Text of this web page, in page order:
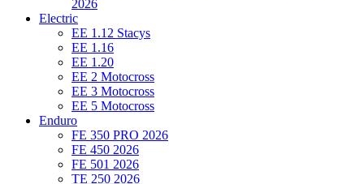
2026
Electric
EE 1.12 Stacys
EE 1.16
EE 1.20
EE 2 Motocross
EE 3 Motocross
EE 5 Motocross
Enduro
FE 350 PRO 2026
FE 450 2026
FE 501 2026
TE 250 2026